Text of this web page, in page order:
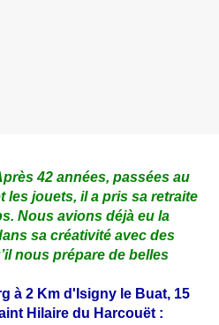
42 années, passées au
les jouets, il a pris sa retraite
Nous avions déjà eu la
sa créativité avec des
nous prépare de belles
à 2 Km d'Isigny le Buat, 15
Hilaire du Harcouët :